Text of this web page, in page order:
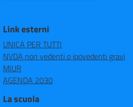
Link esterni
UNICA PER TUTTI
NVDA non vedenti o ipovedenti gravi
MIUR
AGENDA 2030
La scuola